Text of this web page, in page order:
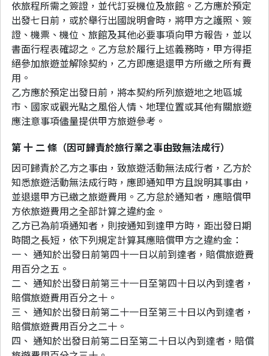
依旅程所需之簽證，並代訂妥機位及旅館。乙方應於預定
出發七日前，或於舉行出國說明會時，將甲方之護照、簽
證、機票、機位、旅館及其他必要事項向甲方報告，並以
書面行程表確認之。乙方怠於履行上述義務時，甲方得拒
絕參加旅遊並解除契約，乙方即應退還甲方所繳之所有費
用。
乙方應於預定出發日前，將本契約所列旅遊地之地區城
市、國家或觀光點之風俗人情、地理位置或其他有關旅遊
應注意事項儘量提供甲方旅遊參考。
第 十 二 條（因可歸責於旅行業之事由致無法成行）
因可歸責於乙方之事由，致旅遊活動無法成行者，乙方於
知悉旅遊活動無法成行時，應即通知甲方且說明其事由，
並退還甲方已繳之旅遊費用。乙方怠於通知者，應賠償甲
方依旅遊費用之全部計算之違約金。
乙方已為前項通知者，則按通知到達甲方時，距出發日期
時間之長短，依下列規定計算其應賠償甲方之違約金：
一、 通知於出發日前第四十一日以前到達者，賠償旅遊費
用百分之五。
二、 通知於出發日前第三十一日至第四十日以內到達者，
賠償旅遊費用百分之十。
三、 通知於出發日前第二十一日至第三十日以內到達者，
賠償旅遊費用百分之二十。
四、 通知於出發日前第二日至第二十日以內到達者，賠償